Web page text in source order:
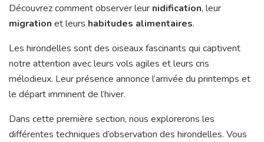
Découvrez comment observer leur nidification, leur
migration et leurs habitudes alimentaires.
Les hirondelles sont des oiseaux fascinants qui captivent
notre attention avec leurs vols agiles et leurs cris
mélodieux. Leur présence annonce l’arrivée du printemps et
le départ imminent de l’hiver.
Dans cette première section, nous explorerons les
différentes techniques d’observation des hirondelles. Vous